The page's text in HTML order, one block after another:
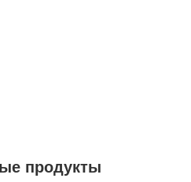
и взлома.
продукты